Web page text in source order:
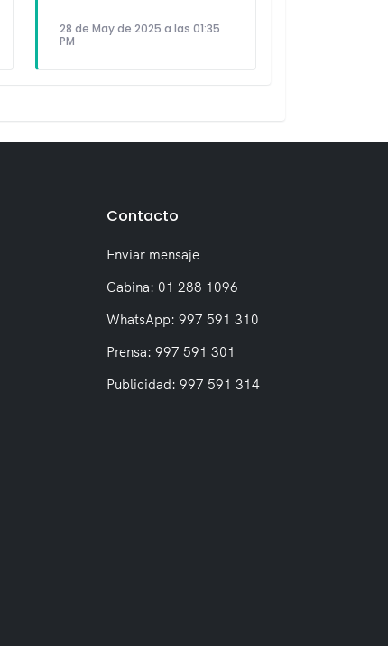
28 de May de 2025 a las 01:35
PM
Contacto
Enviar mensaje
Cabina: 01 288 1096
WhatsApp: 997 591 310
Prensa: 997 591 301
Publicidad: 997 591 314